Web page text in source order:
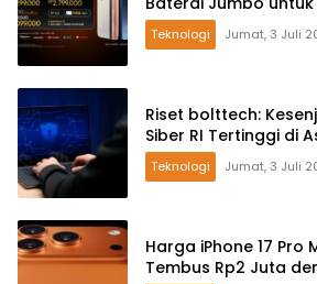
Teknologi Jumat, 3 Juli
Riset bolttech:
Siber RI Tertinggi di
Teknologi Jumat, 3 Juli
Harga iPhone 17 Pro
Tembus Rp2 Juta